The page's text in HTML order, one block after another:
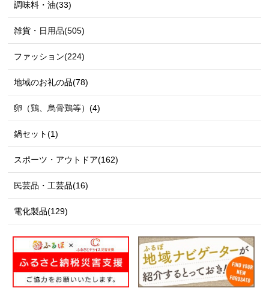
調味料・油(33)
雑貨・日用品(505)
ファッション(224)
地域のお礼の品(78)
卵（鶏、烏骨鶏等）(4)
鍋セット(1)
スポーツ・アウトドア(162)
民芸品・工芸品(16)
電化製品(129)